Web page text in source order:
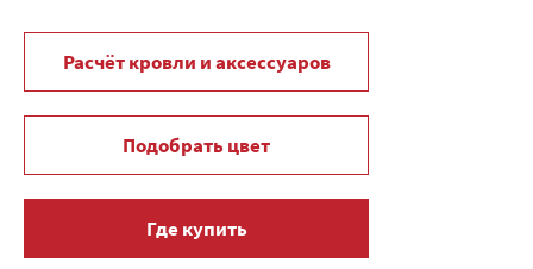
Расчёт кровли и аксессуаров
Подобрать цвет
Где купить